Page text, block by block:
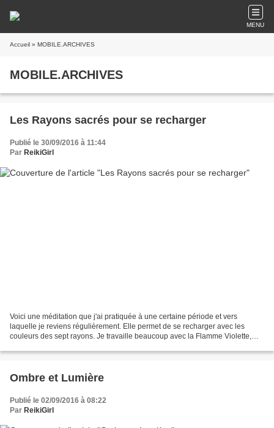
MENU
Accueil » MOBILE.ARCHIVES
MOBILE.ARCHIVES
Les Rayons sacrés pour se recharger
Publié le 30/09/2016 à 11:44
Par ReikiGirl
Voici une méditation que j'ai pratiquée à une certaine période et vers
laquelle je reviens régulièrement. Elle permet de se recharger avec les
couleurs des sept rayons. Je travaille beaucoup avec la Flamme Violette,
Ombre et Lumière
Publié le 02/09/2016 à 08:22
Par ReikiGirl